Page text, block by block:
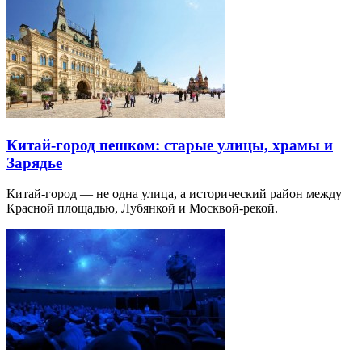
Китай-город пешком: старые улицы, храмы и
Зарядье
Китай-город — не одна улица, а исторический район между
Красной площадью, Лубянкой и Москвой-рекой.